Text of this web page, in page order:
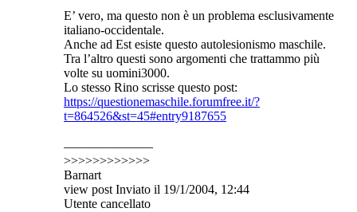
E’ vero, ma questo non è un problema esclusivamente
italiano-occidentale.
Anche ad Est esiste questo autolesionismo maschile.
Tra l’altro questi sono argomenti che trattammo più
volte su uomini3000.
Lo stesso Rino scrisse questo post:
https://questionemaschile.forumfree.it/?
t=864526&st=45#entry9187655
———————
>>>>>>>>>>>>
Barnart
view post Inviato il 19/1/2004, 12:44
Utente cancellato